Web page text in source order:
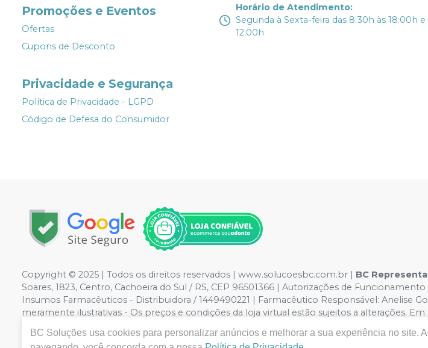
Promoções e Eventos
Ofertas
Cupons de Desconto
Privacidade e Segurança
Política de Privacidade - LGPD
Código de Defesa do Consumidor
Horário de Atendimento:
Segunda à Sexta-feira das 8:30h às 18:00h
12:00h
Copyright © 2025 | Todos os direitos reservados | www.solucoesbc.com.br | BC
Soares, 1823, Centro, Cachoeira do Sul / RS, CEP 96501366 | Autorizações de
Insumos Farmacêuticos - Distribuidora / 1449490221 | Farmacêutico Responsável: Anelise
meramente ilustrativas - Os preços e condições da loja virtual estão sujeitos a alterações.
BC Soluções usa cookies para personalizar anúncios e melhorar a sua experiência no site.